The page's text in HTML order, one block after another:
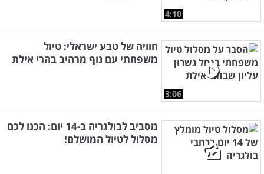
4:10
3:06
חוויה של טבע ישראלי: טיול
משפחתי עם נוף מרהיב בהרי אילת
מסביב לבולגריה ב-14 יום: הכנו לכם
מסלול לטיול המושלם!